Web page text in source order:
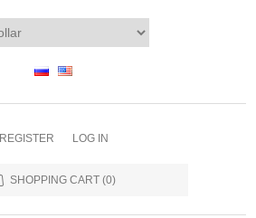
REGISTER LOG IN
SHOPPING CART (0)